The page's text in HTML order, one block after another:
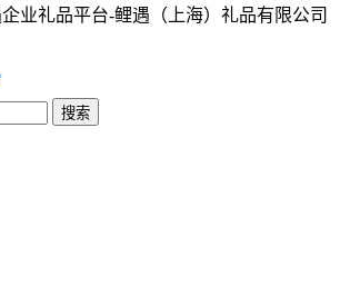
业礼品平台-鲤遇（上海）礼品有限公司